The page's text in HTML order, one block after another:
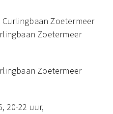
Zoetermeer
Zoetermeer
Zoetermeer
20-22 uur,